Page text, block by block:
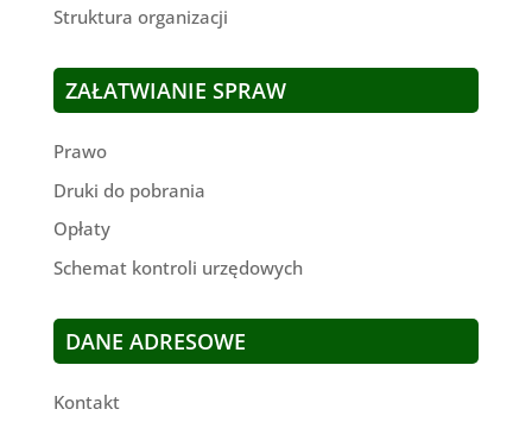
Struktura organizacji
ZAŁATWIANIE SPRAW
Prawo
Druki do pobrania
Opłaty
Schemat kontroli urzędowych
DANE ADRESOWE
Kontakt